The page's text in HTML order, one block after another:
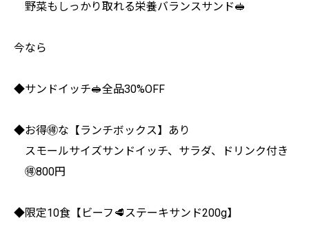
野菜もしっかり取れる栄養バランスサンド🥪
今なら
◆サンドイッチ🥪全品30%OFF
◆お得🉐な【ランチボックス】あり
スモールサイズサンドイッチ、サラダ、ドリンク付き
🉐800円
◆限定10食【ビーフ🥩ステーキサンド200g】